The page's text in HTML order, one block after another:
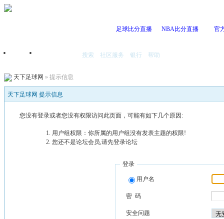
足球比分直播 NBA比分直播 官
首页 搜索 社区服务 银行 帮助
天下足球网 » 提示信息
天下足球网 提示信息
您没有登录或者您没有权限访问此页面，可能有如下几个原因:
用户组权限：你所属的用户组没有发表主题的权限!
您还不是论坛会员,请先登录论坛
登录
用户名
密 码
安全问题